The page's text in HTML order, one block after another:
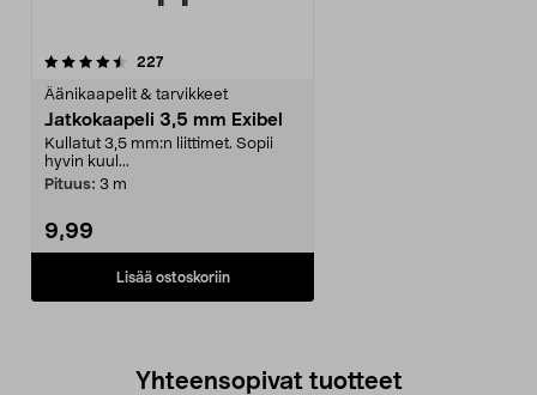
227arvostelut
Äänikaapelit & tarvikkeet
Jatkokaapeli 3,5 mm Exibel
Kullatut 3,5 mm:n liittimet. Sopii
hyvin kuul...
Pituus: 3 m
9,99
Lisää ostoskoriin
Yhteensopivat tuotteet